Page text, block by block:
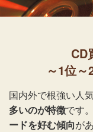
CD
～1位
国内外で根強い人気
多いのが特徴です
ードを好む傾向が